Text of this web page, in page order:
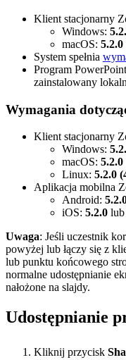
Klient stacjonarny
Windows:
macOS: 5.2.0
System spełnia
Program
zainstalowany
Wymagania
Klient stacjonarny
Windows:
macOS: 5.2.0
Linux: 5.2.0
Aplikacja mobilna
Android:
iOS: 5.2.0
Uwaga: Jeśli uczestnik
powyżej lub łączy się z
lub punktu końcowego
normalne udostępnianie
nałożone na slajdy.
Udostępnianie
Kliknij przycisk